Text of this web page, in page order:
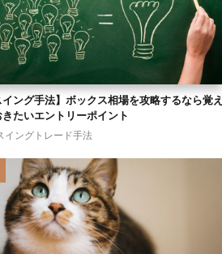
イング手法】ボックス相場を攻略するなら覚え
たいエントリーポイント
イングトレード手法